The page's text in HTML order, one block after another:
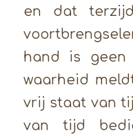
en dat
hand is geen
waarheid
vrij staat van
van tijd